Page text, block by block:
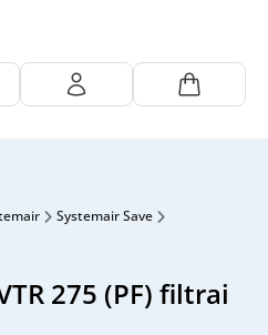
Systemair Save
275 (PF) filtrai